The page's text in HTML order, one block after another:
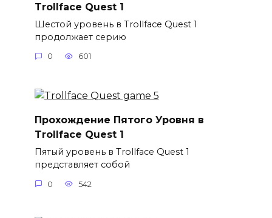
Trollface Quest 1
Шестой уровень в Trollface Quest 1
продолжает серию
0 601
Прохождение Пятого Уровня в
Trollface Quest 1
Пятый уровень в Trollface Quest 1
представляет собой
0 542